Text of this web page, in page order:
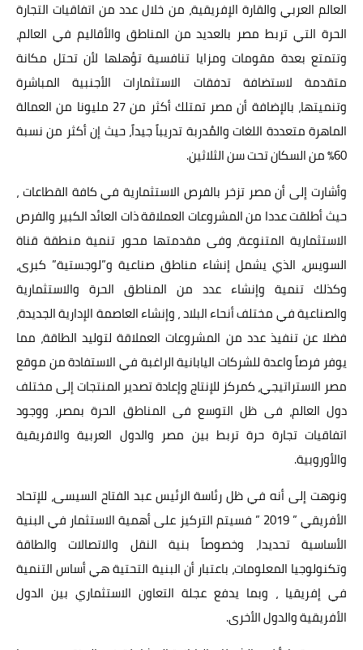
العالم العربي والقارة الإفريقية، من خلال عدد من اتفاقيات التجارة
الحرة التي تربط مصر بالعديد من المناطق والأقاليم في العالم،
وتتمتع بعدة مقومات ومزايا تنافسية تؤهلها لأن تحتل مكانة
متقدمة لاستضافة تدفقات الاستثمارات الأجنبية المباشرة
وتنميتها، بالإضافة أن مصر تمتلك أكثر من 27 مليونا من العمالة
الماهرة متعددة اللغات والمُدربة تدريباً جيداً، حيث إن أكثر من نسبة
60٪ من السكان تحت سن الثلاثين.
وأشارت إلى أن مصر تزخر بالفرص الاستثمارية في كافة القطاعات ،
حيث أطلقت عددا من المشروعات العملاقة ذات العائد الكبير والفرص
الاستثمارية المتنوعة، وفى مقدمتها محور تنمية منطقة قناة
السويس، الذي يشمل إنشاء مناطق صناعية و”لوجستية” كبرى،
وكذلك تنمية وإنشاء عدد من المناطق الحرة والاستثمارية
والصناعية في مختلف أنحاء البلاد ، وإنشاء العاصمة الإدارية الجديدة،
فضلا عن تنفيذ عدد من المشروعات العملاقة لتوليد الطاقة، مما
يوفر فرصاً واعدة للشركات اليابانية الراغبة في الاستفادة من موقع
مصر الاستراتيجي، كمركز للإنتاج وإعادة تصدير المنتجات إلى مختلف
دول العالم، فى ظل التوسع فى المناطق الحرة بمصر، ووجود
اتفاقيات تجارة حرة تربط بين مصر والدول العربية والافريقية
والأوروبية.
ونوهت إلى أنه في ظل رئاسة الرئيس عبد الفتاح السيسى، للإتحاد
الأفريقي ” 2019 ” فسيتم التركيز على أهمية الاستثمار في البنية
الأساسية تحديدا، وخصوصاً بنية النقل والاتصالات والطاقة
وتكنولوجيا المعلومات، باعتبار أن البنية التحتية هي أساس التنمية
في إفريقيا ، وبما يدفع عجلة التعاون الاستثماري بين الدول
الأفريقية والدول الأخرى.